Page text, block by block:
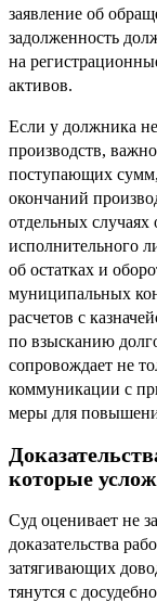
заявление об
задолженность
на
активов.
Если у должника
производств,
поступающих сумм,
окончаний
отдельных случаях
исполнительного
об остатках и
муниципальных
расчетов с
по взысканию
сопровождает не
коммуникации с
меры для
которые
Суд оценивает не
доказательства
затягивающих
тянутся с